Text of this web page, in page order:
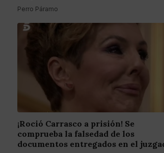
Perro Páramo
¡Roció Carrasco a prisión! Se
comprueba la falsedad de los
documentos entregados en el